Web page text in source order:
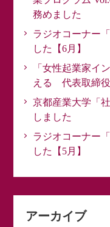
務めました
ラジオコーナー
した【6月】
「女性起業家イ
える 代表取締
京都産業大学「
しました
ラジオコーナー
した【5月】
アーカイブ